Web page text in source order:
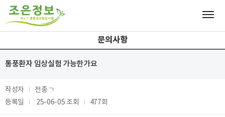
문의사항
통풍환자 임상실험 가능한가요
작성자
전종ㄱ
등록일
25-06-05조회 477회